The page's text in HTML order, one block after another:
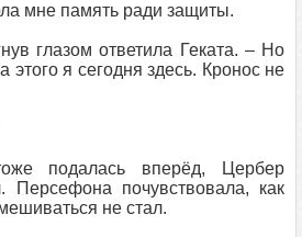
мне память ради защиты.
глазом ответила Геката. – Но
этого я сегодня здесь. Кронос не
подалась вперёд, Цербер
Персефона почувствовала, как
не стал.